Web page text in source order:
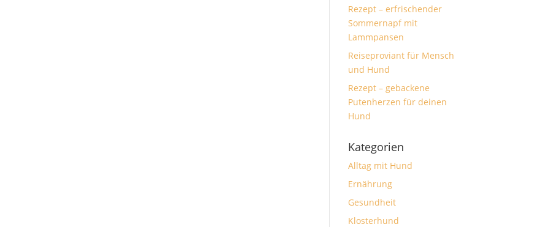
Rezept – erfrischender
Sommernapf mit
Lammpansen
Reiseproviant für Mensch
und Hund
Rezept – gebackene
Putenherzen für deinen
Hund
Kategorien
Alltag mit Hund
Ernährung
Gesundheit
Klosterhund